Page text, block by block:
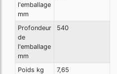
l'emballage
mm
Profondeur
de
l'emballage
mm
540
Poids kg 7,65